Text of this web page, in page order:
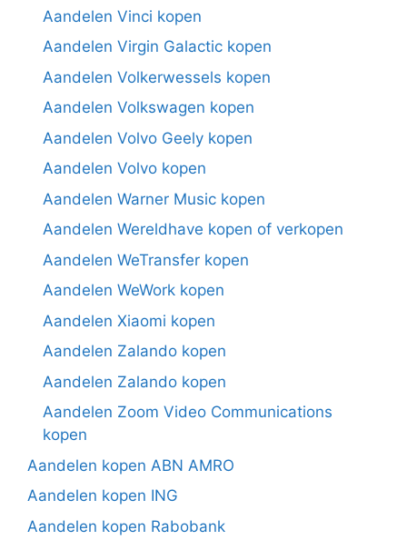
Aandelen Vinci kopen
Aandelen Virgin Galactic kopen
Aandelen Volkerwessels kopen
Aandelen Volkswagen kopen
Aandelen Volvo Geely kopen
Aandelen Volvo kopen
Aandelen Warner Music kopen
Aandelen Wereldhave kopen of verkopen
Aandelen WeTransfer kopen
Aandelen WeWork kopen
Aandelen Xiaomi kopen
Aandelen Zalando kopen
Aandelen Zalando kopen
Aandelen Zoom Video Communications
kopen
Aandelen kopen ABN AMRO
Aandelen kopen ING
Aandelen kopen Rabobank